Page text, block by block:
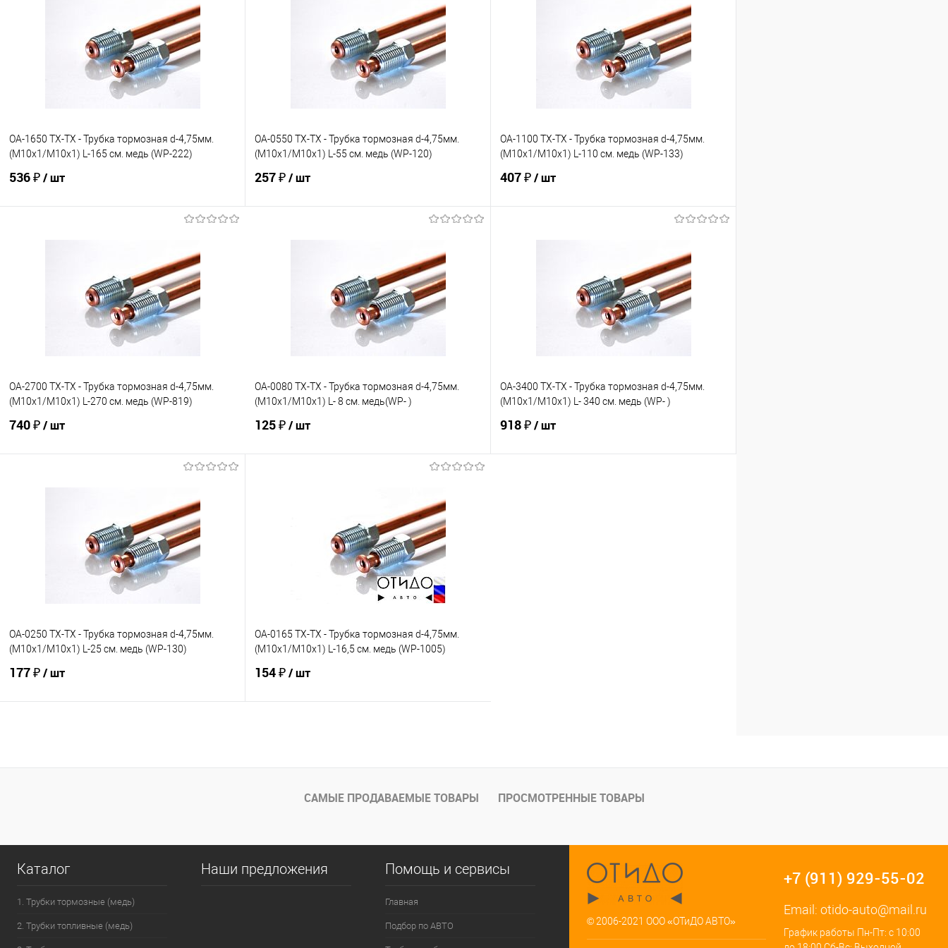
OA-1650 TX-TX - Трубка тормозная d-4,75мм.
(М10х1/М10х1) L-165 см. медь (WP-222)
536 ₽/ шт
Под заказ
OA-0550 TX-TX - Трубка тормозная d-4,75мм.
(М10х1/М10х1) L-55 см. медь (WP-120)
257 ₽/ шт
Под заказ
OA-1100 TX-TX - Трубка тормозная d-4,75мм.
(М10х1/М10х1) L-110 см. медь (WP-133)
407 ₽/ шт
Под заказ
OA-2700 TX-TX - Трубка тормозная d-4,75мм.
(М10х1/М10х1) L-270 см. медь (WP-819)
740 ₽/ шт
Под заказ
OA-0080 TX-TX - Трубка тормозная d-4,75мм.
(М10х1/М10х1) L- 8 см. медь(WP- )
125 ₽/ шт
Под заказ
OA-3400 TX-TX - Трубка тормозная d-4,75мм.
(М10х1/М10х1) L- 340 см. медь (WP- )
918 ₽/ шт
OA-0250 TX-TX - Трубка тормозная d-4,75мм.
(М10х1/М10х1) L-25 см. медь (WP-130)
177 ₽/ шт
В избранное
Под заказ
OA-0165 TX-TX - Трубка тормозная d-4,75мм.
(М10х1/М10х1) L-16,5 см. медь (WP-1005)
154 ₽/ шт
В избранное
Под заказ
СравнениеСАМЫЕ ПРОДАВАЕМЫЕ ТОВАРЫ ПРОСМОТРЕННЫЕ ТОВАРЫ
Каталог
1. Трубки тормозные (медь)
2. Трубки топливные (медь)
Наши предложения Помощь и сервисы
Главная
Подбор по АВТО © 2006-2021 ООО «ОТиДО АВТО»
+7 (911) 929-55-02
Email: otido-auto@mail.ru
График работы Пн-Пт: с 10:00